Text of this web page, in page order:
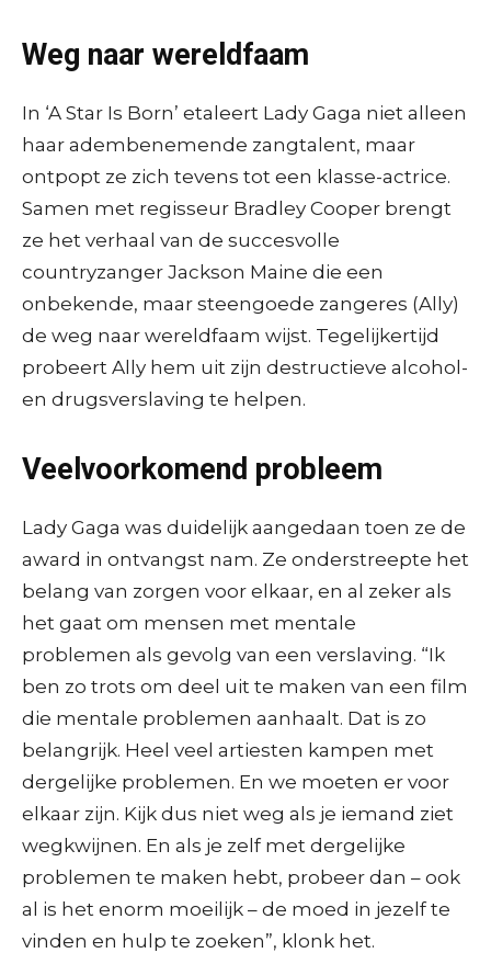
Weg naar wereldfaam
In ‘A Star Is Born’ etaleert Lady Gaga niet alleen
haar adembenemende zangtalent, maar
ontpopt ze zich tevens tot een klasse-actrice.
Samen met regisseur Bradley Cooper brengt
ze het verhaal van de succesvolle
countryzanger Jackson Maine die een
onbekende, maar steengoede zangeres (Ally)
de weg naar wereldfaam wijst. Tegelijkertijd
probeert Ally hem uit zijn destructieve alcohol-
en drugsverslaving te helpen.
Veelvoorkomend probleem
Lady Gaga was duidelijk aangedaan toen ze de
award in ontvangst nam. Ze onderstreepte het
belang van zorgen voor elkaar, en al zeker als
het gaat om mensen met mentale
problemen als gevolg van een verslaving. “Ik
ben zo trots om deel uit te maken van een film
die mentale problemen aanhaalt. Dat is zo
belangrijk. Heel veel artiesten kampen met
dergelijke problemen. En we moeten er voor
elkaar zijn. Kijk dus niet weg als je iemand ziet
wegkwijnen. En als je zelf met dergelijke
problemen te maken hebt, probeer dan – ook
al is het enorm moeilijk – de moed in jezelf te
vinden en hulp te zoeken”, klonk het.